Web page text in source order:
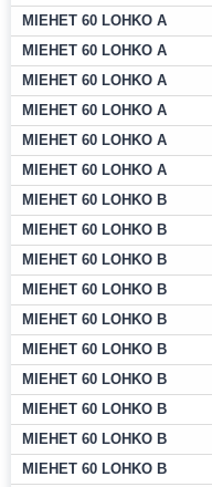
MIEHET 60 LOHKO A
MIEHET 60 LOHKO A
MIEHET 60 LOHKO A
MIEHET 60 LOHKO A
MIEHET 60 LOHKO A
MIEHET 60 LOHKO A
MIEHET 60 LOHKO B
MIEHET 60 LOHKO B
MIEHET 60 LOHKO B
MIEHET 60 LOHKO B
MIEHET 60 LOHKO B
MIEHET 60 LOHKO B
MIEHET 60 LOHKO B
MIEHET 60 LOHKO B
MIEHET 60 LOHKO B
MIEHET 60 LOHKO B